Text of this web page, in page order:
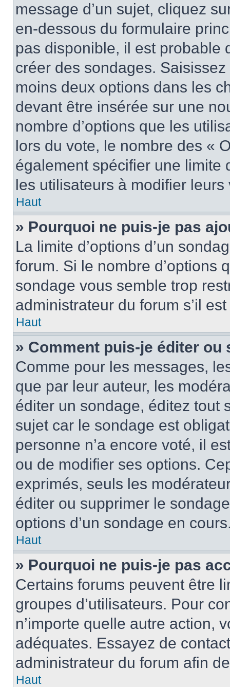
message d’un sujet, cliquez
en-dessous du formulaire
pas disponible, il est probable
créer des sondages.
moins deux options dans les
devant être insérée sur une
nombre d’options que les
lors du vote, le nombre des «
également spécifier une limite
les utilisateurs à modifier leurs
Haut
» Pourquoi ne puis-je pas
La limite d’options d’un
forum. Si le nombre d’options
sondage vous semble trop
administrateur du forum s’il
Haut
» Comment puis-je éditer ou
Comme pour les messages,
que par leur auteur, les
éditer un sondage, éditez tout
sujet car le sondage est
personne n’a encore voté, il
ou de modifier ses options.
exprimés, seuls les
éditer ou supprimer le
options d’un sondage en
Haut
» Pourquoi ne puis-je pas
Certains forums peuvent être
groupes d’utilisateurs. Pour
n’importe quelle autre action,
adéquates. Essayez de
administrateur du forum afin
Haut